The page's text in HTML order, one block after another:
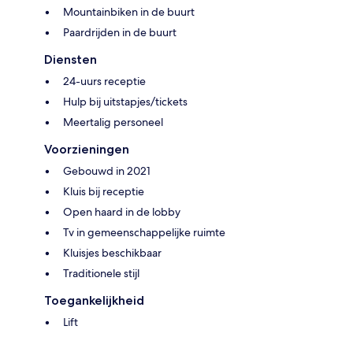
Mountainbiken in de buurt
Paardrijden in de buurt
Diensten
24-uurs receptie
Hulp bij uitstapjes/tickets
Meertalig personeel
Voorzieningen
Gebouwd in 2021
Kluis bij receptie
Open haard in de lobby
Tv in gemeenschappelijke ruimte
Kluisjes beschikbaar
Traditionele stijl
Toegankelijkheid
Lift